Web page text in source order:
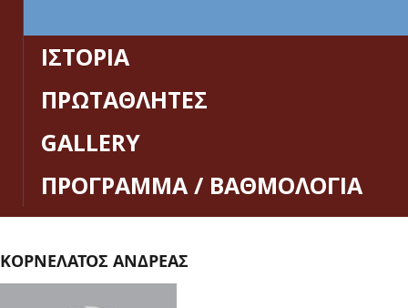
ΙΣΤΟΡΙΑ
ΠΡΩΤΑΘΛΗΤΕΣ
GALLERY
ΠΡΟΓΡΑΜΜΑ / ΒΑΘΜΟΛΟΓΙΑ
ΚΟΡΝΕΛΑΤΟΣ ΑΝΔΡΕΑΣ